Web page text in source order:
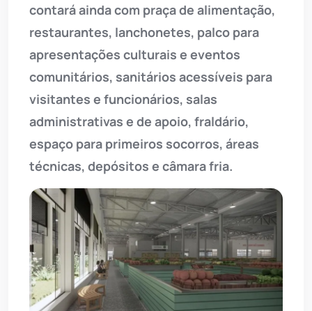
contará ainda com praça de alimentação,
restaurantes, lanchonetes, palco para
apresentações culturais e eventos
comunitários, sanitários acessíveis para
visitantes e funcionários, salas
administrativas e de apoio, fraldário,
espaço para primeiros socorros, áreas
técnicas, depósitos e câmara fria.